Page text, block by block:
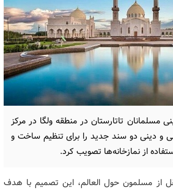
مسلمانان تاتارستان در منطقه ولگا در مرکز
و دینی دو سند جدید را برای تنظیم ساخت و
از نمازخانه‌ها تصویب کرد.
از مسلمون حول العالم، این تصمیم با هدف